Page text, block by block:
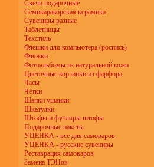
Свечи подарочные
Семикаракорская керамика
Сувениры разные
Таблетницы
Текстиль
Флешки для компьютера (роспись)
Фляжки
Фотоальбомы из натуральной кожи
Цветочные корзинки из фарфора
Часы
Чётки
Шапки ушанки
Шкатулки
Штофы и футляры штофы
Подарочные пакеты
УЦЕНКА - все для самоваров
УЦЕНКА - русские сувениры
Реставрация самоваров
Замена ТЭНов